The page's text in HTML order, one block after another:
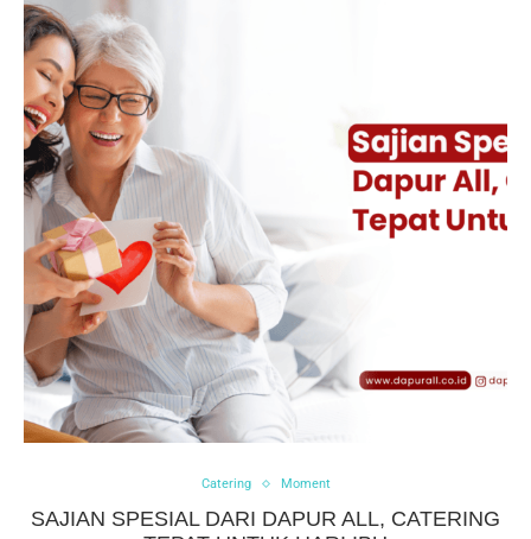
Catering Moment
SAJIAN SPESIAL DARI DAPUR ALL, CATERING